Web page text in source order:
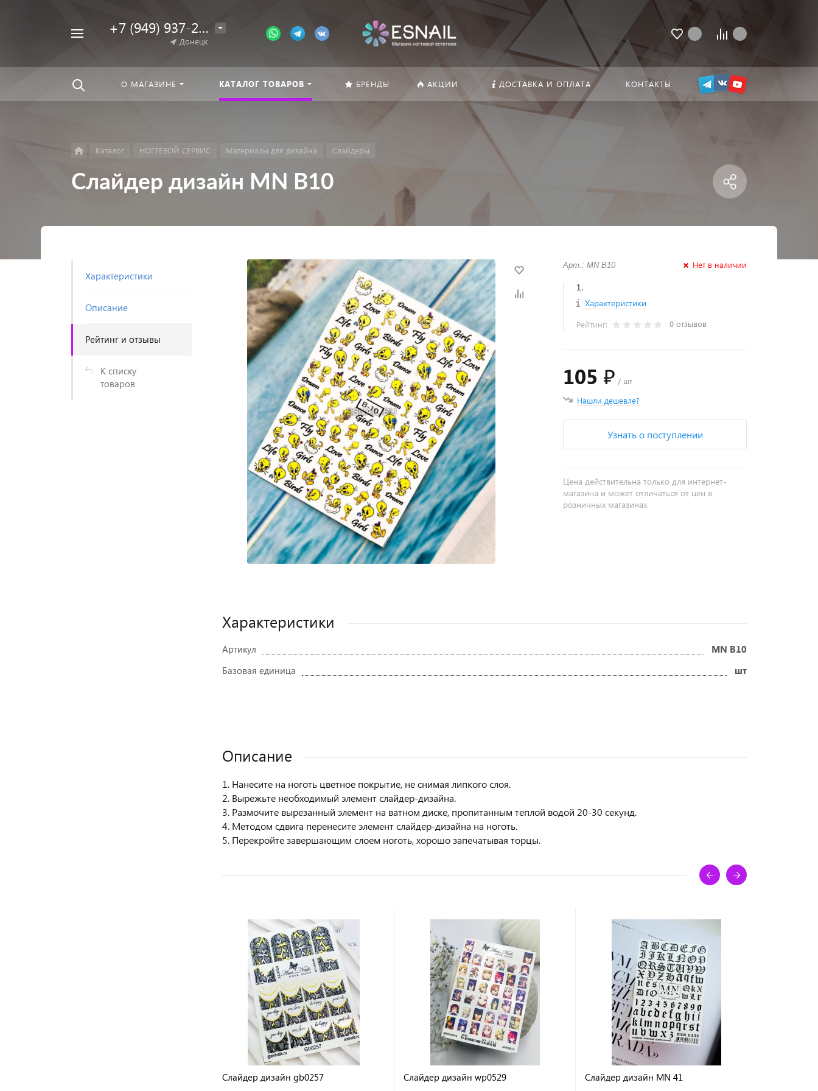
+7 (949) 937-25-64
Донецк
О МАГАЗИНЕ КАТАЛОГ ТОВАРОВ БРЕНДЫ АКЦИИ ДОСТАВКА И ОПЛАТА КОНТАКТЫ
Каталог НОГТЕВОЙ СЕРВИС Материалы для дизайна Слайдеры
Слайдер дизайн MN B10
Характеристики
Описание
Рейтинг и отзывы
К списку
товаров
Арт.: MN B10 Нет в наличии
1.
Характеристики
Рейтинг: 0 отзывов
105 ₽ / шт
Нашли дешевле?
Узнать о поступлении
Цена действительна только для интернет-
магазина и может отличаться от цен в
розничных магазинах.
Характеристики
Артикул
MN B10
Базовая единица
шт
Описание
1. Нанесите на ноготь цветное покрытие, не снимая липкого слоя.
2. Вырежьте необходимый элемент слайдер-дизайна.
3. Размочите вырезанный элемент на ватном диске, пропитанным теплой водой 20-30 секунд.
4. Методом сдвига перенесите элемент слайдер-дизайна на ноготь.
5. Перекройте завершающим слоем ноготь, хорошо запечатывая торцы.
Слайдер дизайн gb0257 Слайдер дизайн wp0529 Слайдер дизайн MN 41